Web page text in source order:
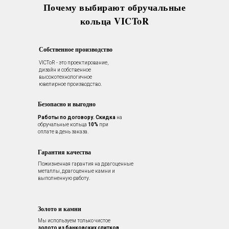
VICToR - это проектирование,
дизайн и собственное
высокотехнологичное
ювелирное производство.
Работы по договору. Скидка на
обручальные кольца 10% при
оплате в день заказа.
Мы используем только чистое
золото из банковских слитков
Собственное производство
Безопасно и выгодно
Золото и камни
Гарантия качества
Пожизненная гарантия на драгоценные
металлы, драгоценные камни и
выполненную работу.
Почему выбирают обручальные
кольца VICToR